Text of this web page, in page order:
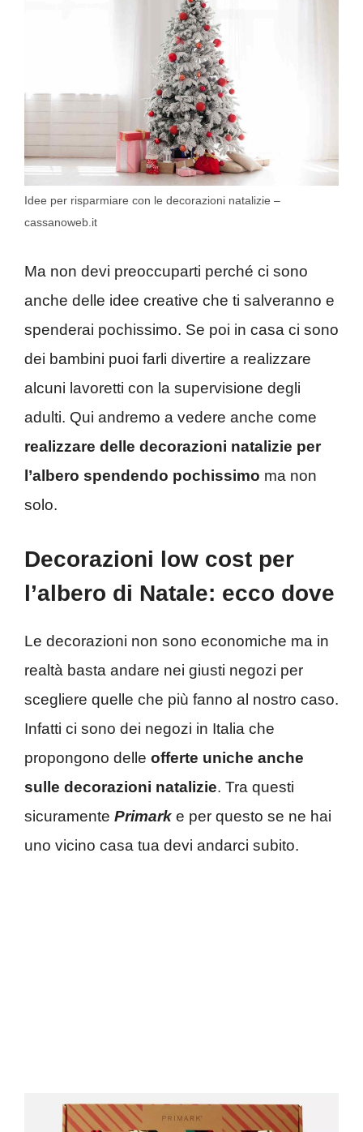
Idee per risparmiare con le decorazioni natalizie –
cassanoweb.it
Ma non devi preoccuparti perché ci sono
anche delle idee creative che ti salveranno e
spenderai pochissimo. Se poi in casa ci sono
dei bambini puoi farli divertire a realizzare
alcuni lavoretti con la supervisione degli
adulti. Qui andremo a vedere anche come
realizzare delle decorazioni natalizie per
l’albero spendendo pochissimo ma non
solo.
Decorazioni low cost per
l’albero di Natale: ecco dove
Le decorazioni non sono economiche ma in
realtà basta andare nei giusti negozi per
scegliere quelle che più fanno al nostro caso.
Infatti ci sono dei negozi in Italia che
propongono delle offerte uniche anche
sulle decorazioni natalizie. Tra questi
sicuramente Primark e per questo se ne hai
uno vicino casa tua devi andarci subito.